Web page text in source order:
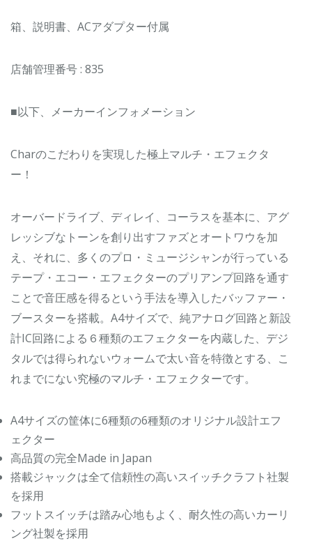
箱、説明書、ACアダプター付属
店舗管理番号 : 835
■以下、メーカーインフォメーション
Charのこだわりを実現した極上マルチ・エフェクタ
ー！
オーバードライブ、ディレイ、コーラスを基本に、アグ
レッシブなトーンを創り出すファズとオートワウを加
え、それに、多くのプロ・ミュージシャンが行っている
テープ・エコー・エフェクターのプリアンプ回路を通す
ことで音圧感を得るという手法を導入したバッファー・
ブースターを搭載。A4サイズで、純アナログ回路と新設
計IC回路による６種類のエフェクターを内蔵した、デジ
タルでは得られないウォームで太い音を特徴とする、こ
れまでにない究極のマルチ・エフェクターです。
A4サイズの筐体に6種類の6種類のオリジナル設計エフ
ェクター
高品質の完全Made in Japan
搭載ジャックは全て信頼性の高いスイッチクラフト社製
を採用
フットスイッチは踏み心地もよく、耐久性の高いカーリ
ング社製を採用